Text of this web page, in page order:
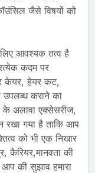
जैसे विषयों को
लिए आवश्यक तत्व है
कदम पर
केयर, हेयर कट,
कराने का
अलावा एक्सेसरीज,
रखा गया है ताकि आप
को भी एक निखार
कैरियर,मानवता की
की सुझाव हमारा